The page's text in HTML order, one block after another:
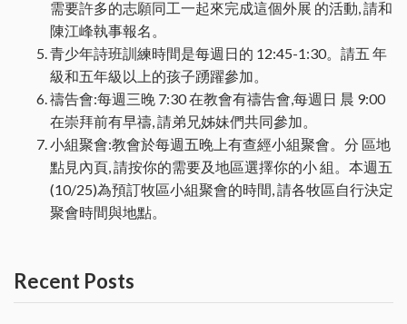
需要許多的志願同工一起來完成這個外展 的活動, 請和
陳江峰執事報名。
青少年詩班訓練時間是每週日的 12:45-1:30。請五 年
級和五年級以上的孩子踴躍參加。
禱告會:每週三晚 7:30 在教會有禱告會,每週日 晨 9:00
在崇拜前有早禱, 請弟兄姊妹們共同參加。
小組聚會:教會於每週五晚上有查經小組聚會。分 區地
點見內頁, 請按你的需要及地區選擇你的小 組。本週五
(10/25)為預訂牧區小組聚會的時間, 請各牧區自行決定
聚會時間與地點。
Recent Posts